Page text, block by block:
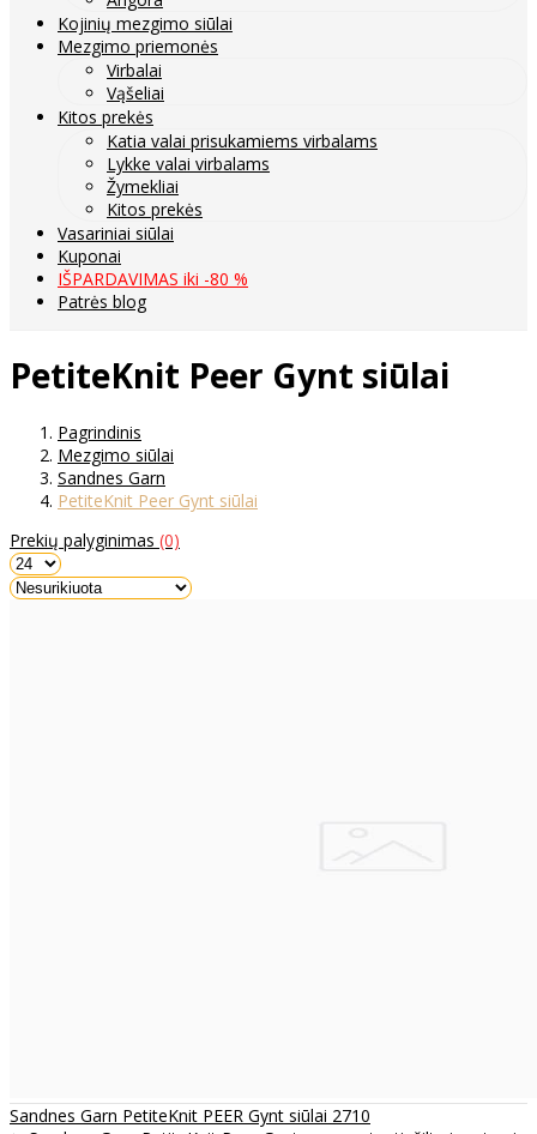
Kojinių mezgimo siūlai
Mezgimo priemonės
Virbalai
Vąšeliai
Kitos prekės
Katia valai prisukamiems virbalams
Lykke valai virbalams
Žymekliai
Kitos prekės
Vasariniai siūlai
Kuponai
IŠPARDAVIMAS iki -80 %
Patrės blog
PetiteKnit Peer Gynt siūlai
Pagrindinis
Mezgimo siūlai
Sandnes Garn
PetiteKnit Peer Gynt siūlai
Prekių palyginimas (0)
Sandnes Garn PetiteKnit PEER Gynt siūlai 2710